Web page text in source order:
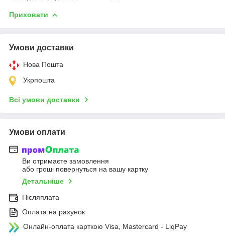
Приховати
Умови доставки
Нова Пошта
Укрпошта
Всі умови доставки
Умови оплати
Ви отримаєте замовлення
або гроші повернуться на вашу картку
Детальніше
Післяплата
Оплата на рахунок
Онлайн-оплата карткою Visa, Mastercard - LiqPay